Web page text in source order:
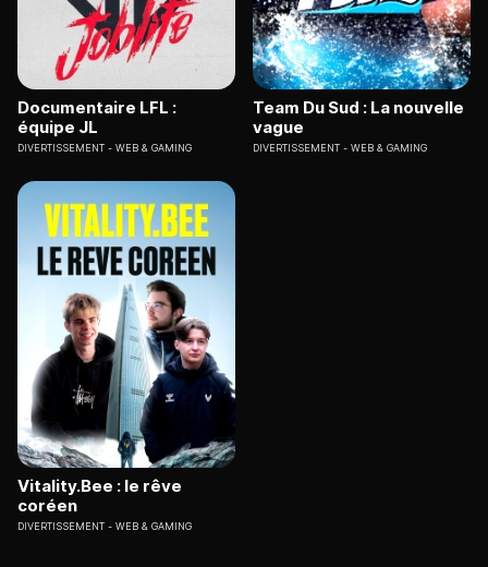
Documentaire LFL :
équipe JL
DIVERTISSEMENT WEB & GAMING
Team Du Sud : La nouvelle
vague
DIVERTISSEMENT WEB & GAMING
Vitality.Bee : le rêve
coréen
DIVERTISSEMENT WEB & GAMING